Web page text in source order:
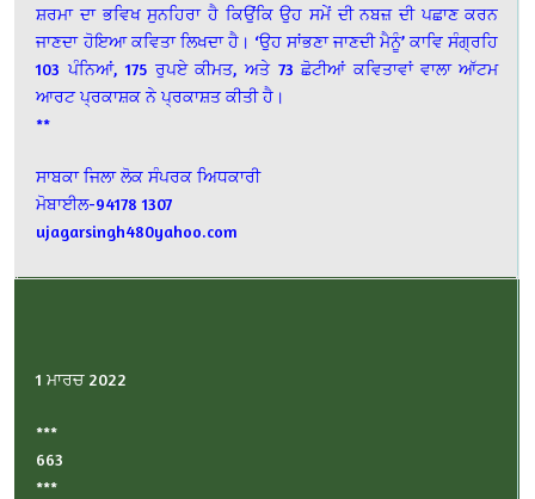
ਸ਼ਰਮਾ ਦਾ ਭਵਿਖ ਸੁਨਹਿਰਾ ਹੈ ਕਿਉਂਕਿ ਉਹ ਸਮੇਂ ਦੀ ਨਬਜ਼ ਦੀ ਪਛਾਣ ਕਰਨ
ਜਾਣਦਾ ਹੋਇਆ ਕਵਿਤਾ ਲਿਖਦਾ ਹੈ। ‘ਉਹ ਸਾਂਭਣਾ ਜਾਣਦੀ ਮੈਨੂੰ’ ਕਾਵਿ ਸੰਗ੍ਰਹਿ
103 ਪੰਨਿਆਂ, 175 ਰੁਪਏ ਕੀਮਤ, ਅਤੇ 73 ਛੋਟੀਆਂ ਕਵਿਤਾਵਾਂ ਵਾਲਾ ਆੱਟਮ
ਆਰਟ ਪ੍ਰਕਾਸ਼ਕ ਨੇ ਪ੍ਰਕਾਸ਼ਤ ਕੀਤੀ ਹੈ।
**
ਸਾਬਕਾ ਜਿਲਾ ਲੋਕ ਸੰਪਰਕ ਅਿਧਕਾਰੀ
ਮੋਬਾਈਲ-94178 1307
ujagarsingh480yahoo.com
1 ਮਾਰਚ 2022
***
663
***